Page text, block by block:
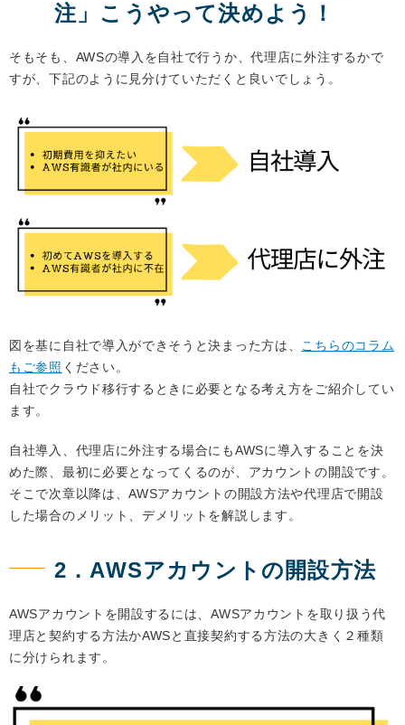
注」こうやって決めよう！
そもそも、AWSの導入を自社で行うか、代理店に外注するかで
すが、下記のように見分けていただくと良いでしょう。
図を基に自社で導入ができそうと決まった方は、 こちらのコラム
もご参照 ください。
自社でクラウド移行するときに必要となる考え方をご紹介してい
ます。
自社導入、代理店に外注する場合にもAWSに導入することを決
めた際、最初に必要となってくるのが、アカウントの開設です。
そこで次章以降は、AWSアカウントの開設方法や代理店で開設
した場合のメリット、デメリットを解説します。
2．AWSアカウントの開設方法
AWSアカウントを開設するには、AWSアカウントを取り扱う代
理店と契約する方法かAWSと直接契約する方法の大きく２種類
に分けられます。